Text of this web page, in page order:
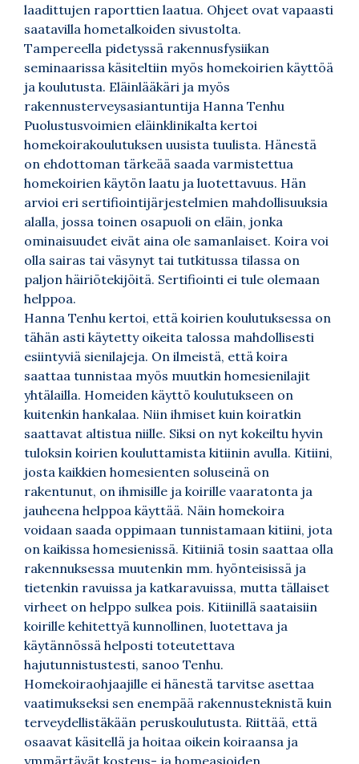
laadittujen raporttien laatua. Ohjeet ovat vapaasti
saatavilla hometalkoiden sivustolta.
Tampereella pidetyssä rakennusfysiikan
seminaarissa käsiteltiin myös homekoirien käyttöä
ja koulutusta. Eläinlääkäri ja myös
rakennusterveysasiantuntija Hanna Tenhu
Puolustusvoimien eläinklinikalta kertoi
homekoirakoulutuksen uusista tuulista. Hänestä
on ehdottoman tärkeää saada varmistettua
homekoirien käytön laatu ja luotettavuus. Hän
arvioi eri sertifiointijärjestelmien mahdollisuuksia
alalla, jossa toinen osapuoli on eläin, jonka
ominaisuudet eivät aina ole samanlaiset. Koira voi
olla sairas tai väsynyt tai tutkitussa tilassa on
paljon häiriötekijöitä. Sertifiointi ei tule olemaan
helppoa.
Hanna Tenhu kertoi, että koirien koulutuksessa on
tähän asti käytetty oikeita talossa mahdollisesti
esiintyviä sienilajeja. On ilmeistä, että koira
saattaa tunnistaa myös muutkin homesienilajit
yhtälailla. Homeiden käyttö koulutukseen on
kuitenkin hankalaa. Niin ihmiset kuin koiratkin
saattavat altistua niille. Siksi on nyt kokeiltu hyvin
tuloksin koirien kouluttamista kitiinin avulla. Kitiini,
josta kaikkien homesienten soluseinä on
rakentunut, on ihmisille ja koirille vaaratonta ja
jauheena helppoa käyttää. Näin homekoira
voidaan saada oppimaan tunnistamaan kitiini, jota
on kaikissa homesienissä. Kitiiniä tosin saattaa olla
rakennuksessa muutenkin mm. hyönteisissä ja
tietenkin ravuissa ja katkaravuissa, mutta tällaiset
virheet on helppo sulkea pois. Kitiinillä saataisiin
koirille kehitettyä kunnollinen, luotettava ja
käytännössä helposti toteutettava
hajutunnistustesti, sanoo Tenhu.
Homekoiraohjaajille ei hänestä tarvitse asettaa
vaatimukseksi sen enempää rakennusteknistä kuin
terveydellistäkään peruskoulutusta. Riittää, että
osaavat käsitellä ja hoitaa oikein koiraansa ja
ymmärtävät kosteus- ja homeasioiden